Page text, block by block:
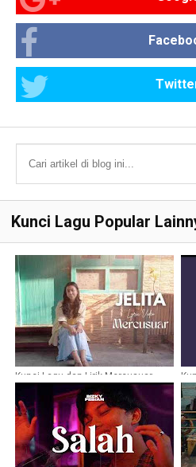
Kunci Lagu Popular
Kunci Lagu dan Lirik Mercusuar
Show - Jelita